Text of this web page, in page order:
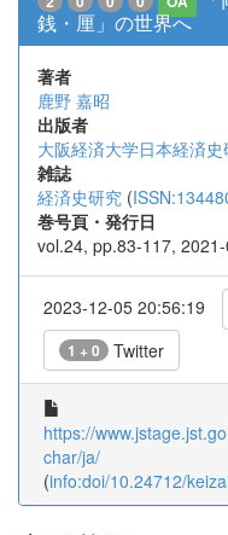
銭・厘」の世界へ
著者
鹿野 嘉昭
出版者
大阪経済大学日本経済
雑誌
経済史研究 (
巻号頁・発行日
vol.24, pp.83-117,
2023-12-05 20:56:19
1 + 0 Twitter
https://
char/ja/
(info:doi/10.24712/